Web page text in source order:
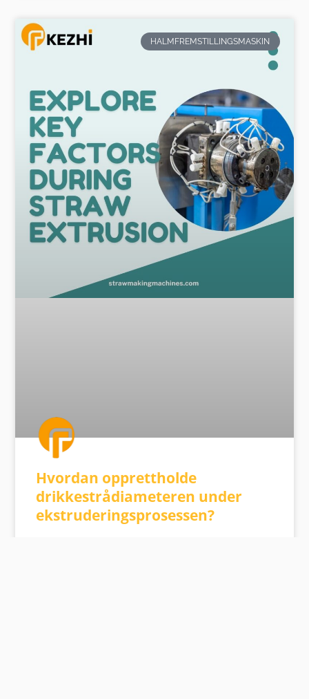
HALMFREMSTILLINGSMASKIN
Hvordan opprettholde
drikkestrådiameteren under
ekstruderingsprosessen?